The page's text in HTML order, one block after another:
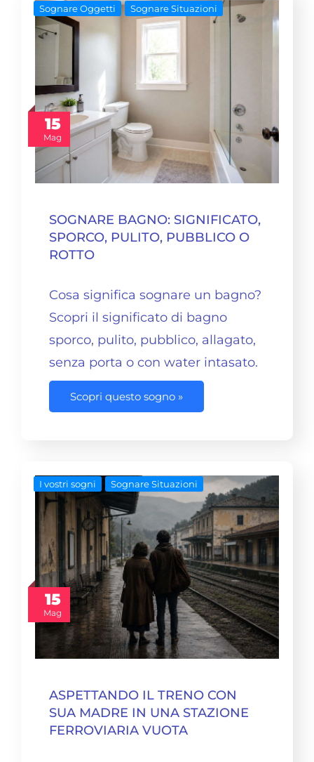
15
Mag
Sognare Oggetti Sognare Situazioni
SOGNARE BAGNO: SIGNIFICATO,
SPORCO, PULITO, PUBBLICO O
ROTTO
Cosa significa sognare un bagno?
Scopri il significato di bagno
sporco, pulito, pubblico, allagato,
senza porta o con water intasato.
Scopri questo sogno »
15
Mag
I vostri sogni Sognare Situazioni
ASPETTANDO IL TRENO CON
SUA MADRE IN UNA STAZIONE
FERROVIARIA VUOTA